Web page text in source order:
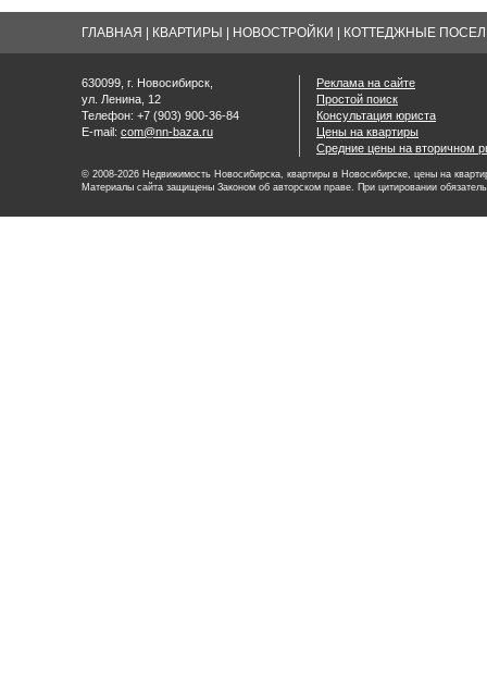
ГЛАВНАЯ КВАРТИРЫ НОВОСТРОЙКИ КОТТЕДЖНЫЕ
630099, г. Новосибирск,
ул. Ленина, 12
Телефон: +7 (903) 900-36-84
E-mail: com@nn-baza.ru
Реклама на сайте
Простой поиск
Консультация юриста
Цены на квартиры
Средние цены на вторичном
© 2008-2026 Недвижимость Новосибирска, квартиры в Новосибирске, цены на
Материалы сайта защищены Законом об авторском праве. При цитировании